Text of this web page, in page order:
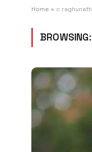
Home » c raghunath
BROWSING: